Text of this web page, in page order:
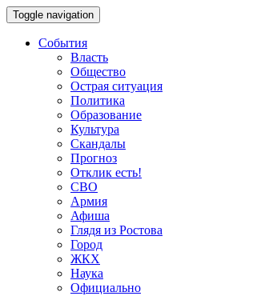
Toggle navigation
События
Власть
Общество
Острая ситуация
Политика
Образование
Культура
Скандалы
Прогноз
Отклик есть!
СВО
Армия
Афиша
Глядя из Ростова
Город
ЖКХ
Наука
Официально